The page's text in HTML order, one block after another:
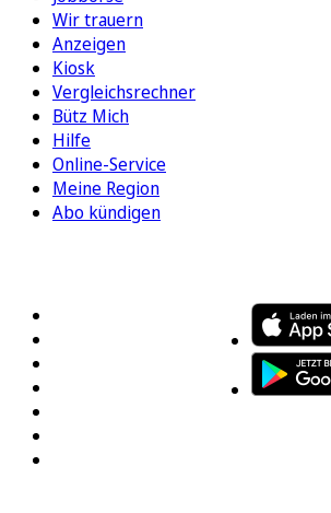
Wir trauern
Anzeigen
Kiosk
Vergleichsrechner
Bütz Mich
Hilfe
Online-Service
Meine Region
Abo kündigen